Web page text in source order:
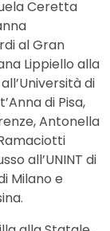
Ceretta
al Gran
Lippiello alla
di
di Pisa,
Antonella
all’UNINT di
Milano e